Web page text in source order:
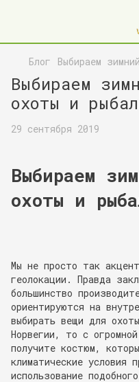
Блог Выбираем
Выбираем
охоты и
29 сентября 2019
Выбираем
охоты и
Мы не просто так
геолокации. Правда
большинство
ориентируются на
выбирать вещи для
Норвегии, то с
получите костюм,
климатические условия
использование